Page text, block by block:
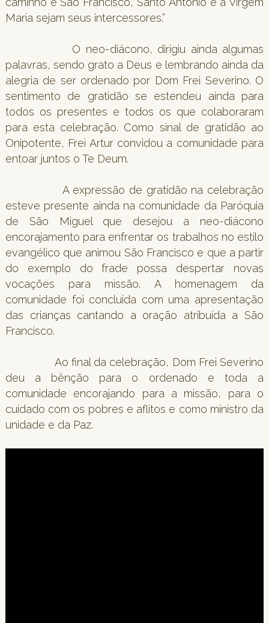
Maria sejam seus intercessores.”
O neo-diácono, dirigiu ainda algumas
palavras, sendo grato a Deus e lembrando ainda da
alegria de ser ordenado por Dom Frei Severino. O
sentimento de gratidão se estendeu ainda para
todos os presentes e todos os que colaboraram
para esta celebração. Como sinal de gratidão ao
Onipotente, Frei Artur convidou a comunidade para
entoar juntos o Te Deum.
A expressão de gratidão na celebração
esteve presente ainda na comunidade da Paróquia
de São Miguel que desejou a neo-diácono
encorajamento para enfrentar os trabalhos no estilo
evangélico que animou São Francisco e que a partir
do exemplo do frade possa despertar novas
vocações para missão. A homenagem da
comunidade foi concluída com uma apresentação
das crianças cantando a oração atribuída a São
Francisco.
Ao final da celebração, Dom Frei Severino
deu a bênção para o ordenado e toda a
comunidade encorajando para a missão, para o
cuidado com os pobres e aflitos e como ministro da
unidade e da Paz.